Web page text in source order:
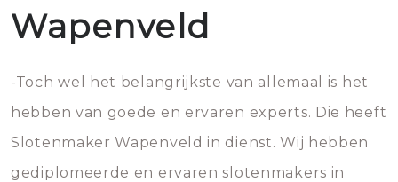
Wapenveld
-Toch wel het belangrijkste van allemaal is het
hebben van goede en ervaren experts. Die heeft
Slotenmaker Wapenveld in dienst. Wij hebben
gediplomeerde en ervaren slotenmakers in